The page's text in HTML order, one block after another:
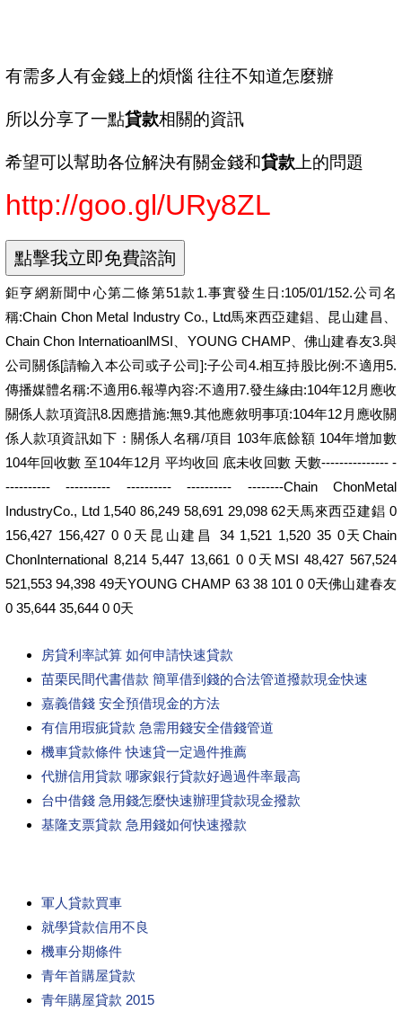
有需多人有金錢上的煩惱 往往不知道怎麼辦
所以分享了一點貸款相關的資訊
希望可以幫助各位解決有關金錢和貸款 上的問題
http://goo.gl/URy8ZL
鉅亨網新聞中心第二條第51款1.事實發生日:105/01/152.公司名
稱:Chain Chon Metal Industry Co., Ltd馬來西亞建錩、昆山建昌、
Chain Chon InternatioanlMSI、YOUNG CHAMP、佛山建春友3.與
公司關係[請輸入本公司或子公司]:子公司4.相互持股比例:不適用5.
傳播媒體名稱:不適用6.報導內容:不適用7.發生緣由:104年12月應收
關係人款項資訊8.因應措施:無9.其他應敘明事項:104年12月應收關
係人款項資訊如下：關係人名稱/項目 103年底餘額 104年增加數
104年回收數 至104年12月 平均收回 底未收回數 天數--------------- -
---------- ---------- ---------- ---------- --------Chain ChonMetal
IndustryCo., Ltd 1,540 86,249 58,691 29,098 62天馬來西亞建錩 0
156,427 156,427 0 0天昆山建昌 34 1,521 1,520 35 0天Chain
ChonInternational 8,214 5,447 13,661 0 0天MSI 48,427 567,524
521,553 94,398 49天YOUNG CHAMP 63 38 101 0 0天佛山建春友
0 35,644 35,644 0 0天
房貸利率試算 如何申請快速貸款
苗栗民間代書借款 簡單借到錢的合法管道撥款現金快速
嘉義借錢 安全預借現金的方法
有信用瑕疵貸款 急需用錢安全借錢管道
機車貸款條件 快速貸一定過件推薦
代辦信用貸款 哪家銀行貸款好過過件率最高
台中借錢 急用錢怎麼快速辦理貸款現金撥款
基隆支票貸款 急用錢如何快速撥款
軍人貸款買車
就學貸款信用不良
機車分期條件
青年首購屋貸款
青年購屋貸款 2015